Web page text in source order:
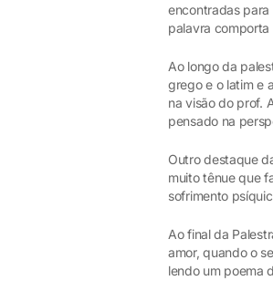
encontradas
palavra
Ao longo da
grego e o latim e
na visão do prof.
pensado na
Outro destaque
muito tênue que
sofrimento
Ao final da
amor, quando o
lendo um poema